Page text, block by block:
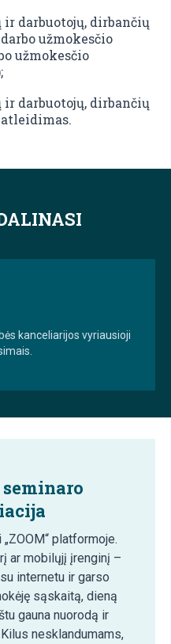
darbuotojų, dirbančių
užmokesčio
užmokesčio
darbuotojų, dirbančių
kanceliarijos vyriausioji
platformoje.
ar mobilųjį įrenginį –
internetu ir garso
sąskaitą, dieną
gauna nuorodą ir
nesklandumams,